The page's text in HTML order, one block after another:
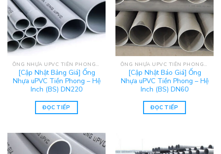
ỐNG NHỰA UPVC TIỀN PHONG - HỆ INCH (BS)
[Cập Nhật Bảng Giá] Ống
Nhựa uPVC Tiền Phong – Hệ
Inch (BS) DN220
ĐỌC TIẾP
ỐNG NHỰA UPVC TIỀN PHONG - HỆ INCH (BS)
[Cập Nhật Báo Giá] Ống
Nhựa uPVC Tiền Phong – Hệ
Inch (BS) DN60
ĐỌC TIẾP